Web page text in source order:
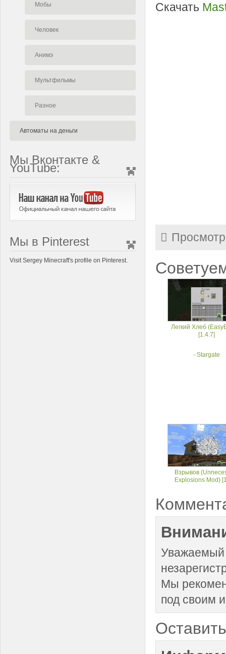
Мобы
Человек
Анимэ
Мультфильмы
Разное
Автоматы на деньги
Мы Вконтакте &
YouTube:
Мы в Pinterest
Visit Sergey Minecraft's profile on Pinterest.
Скачать
Легкий Хлеб
[1.4.7]
- Stargate
Взрывов
Explosions Mod)
Уважаемый
Мы
под своим